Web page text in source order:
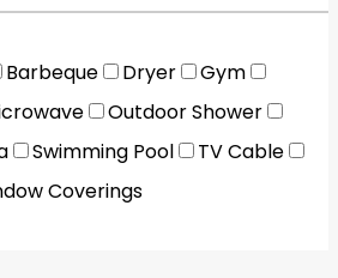
Barbeque Dryer
Gym
Outdoor Shower
Swimming Pool
TV Cable
Coverings